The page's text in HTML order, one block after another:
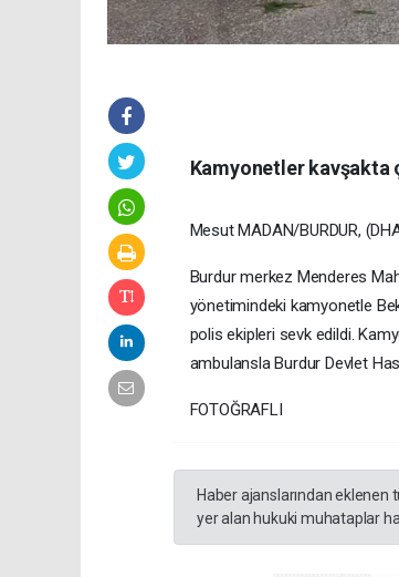
Kamyonetler kavşakta
Mesut MADAN/BURDUR,
Burdur merkez Menderes
yönetimindeki kamyonetle
polis ekipleri sevk edildi.
ambulansla Burdur Devlet
FOTOĞRAFLI
Haber ajanslarından
yer alan hukuki muhataplar